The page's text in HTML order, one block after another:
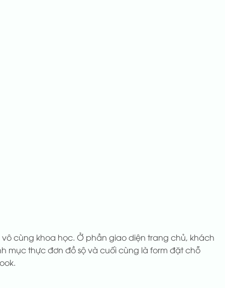
cùng khoa học. Ở phần giao diện trang chủ, khách
mục thực đơn đồ sộ và cuối cùng là form đặt chỗ